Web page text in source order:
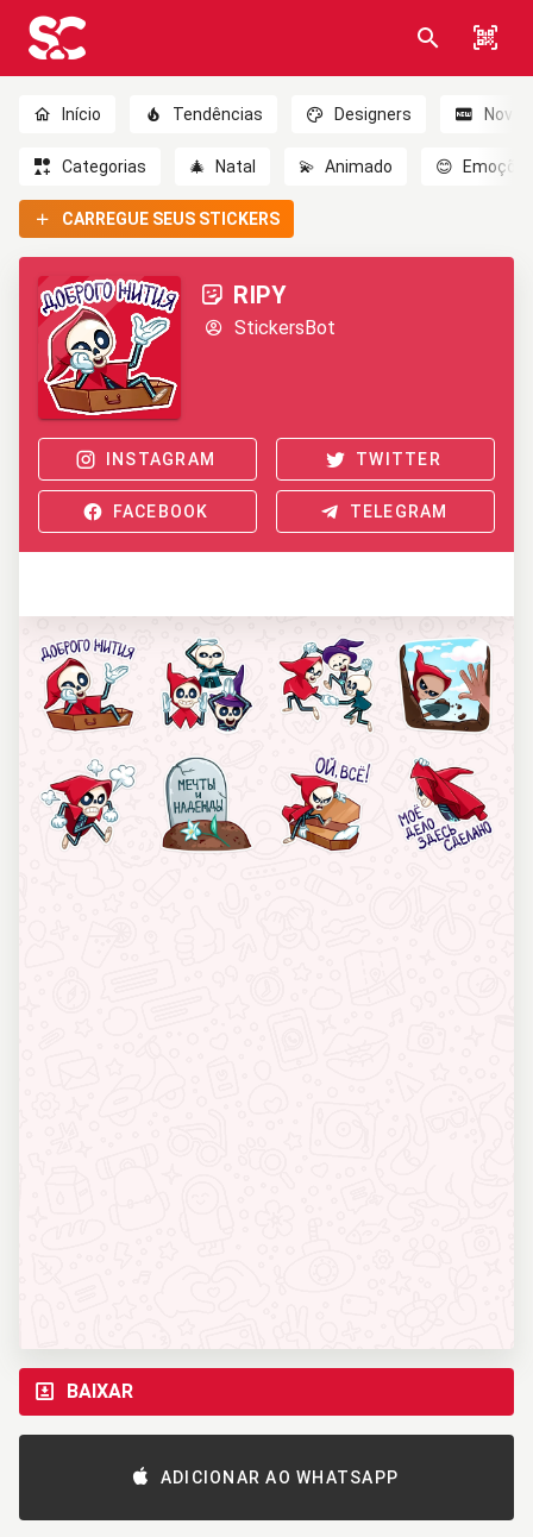
Início Tendências Designers Novo
Categorias 🎄 Natal 💫 Animado 😊
CARREGUE SEUS STICKERS
RIPY
StickersBot
INSTAGRAM TWITTER
FACEBOOK TELEGRAM
BAIXAR
ADICIONAR AO WHATSAPP